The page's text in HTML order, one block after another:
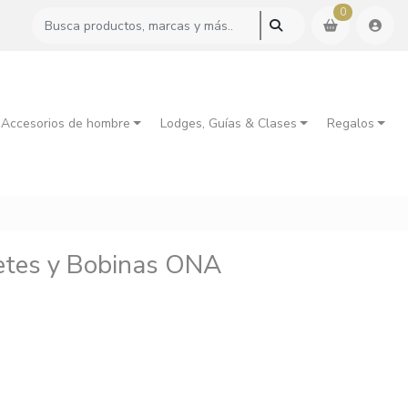
0
de hombre Lodges, Guías & Clases Regalos
y Bobinas ONA